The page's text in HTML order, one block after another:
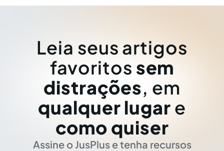
Leia seus artigos
favoritos sem
distrações, em
qualquer lugar e
como quiser
Assine o JusPlus e tenha recursos